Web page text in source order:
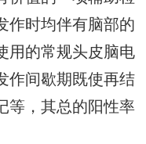
作时均伴有脑部的
用的常规头皮脑电
作间歇期既使再结
等，其总的阳性率